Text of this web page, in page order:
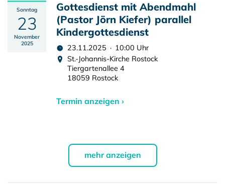
Sonntag
23
November
2025
Gottesdienst mit Abendmahl
(Pastor Jörn Kiefer) parallel
Kindergottesdienst
23.11.2025 · 10:00 Uhr
St.-Johannis-Kirche Rostock
Tiergartenallee 4
18059 Rostock
Termin anzeigen ›
mehr anzeigen